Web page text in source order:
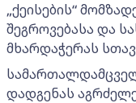
„ქეისების“
შეგროვებასა და
მხარდაჭერას
დადგენას